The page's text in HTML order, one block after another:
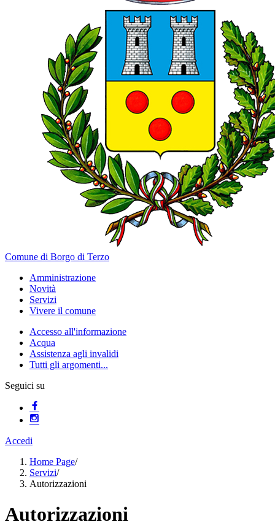
Comune di Borgo di Terzo
Amministrazione
Novità
Servizi
Vivere il comune
Accesso all'informazione
Acqua
Assistenza agli invalidi
Tutti gli argomenti...
Seguici su
Accedi
Home Page/
Servizi/
Autorizzazioni
Autorizzazioni